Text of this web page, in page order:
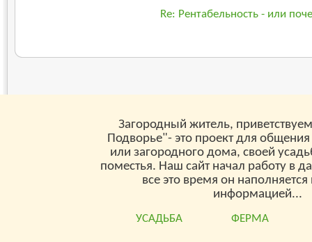
Re: Рентабельность - или
Загородный житель,
Подворье"- это проект для
или загородного дома, своей
поместья. Наш сайт начал работу в
все это время он
информацией...
УСАДЬБА ФЕРМА